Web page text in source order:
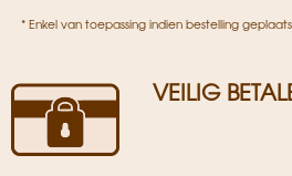
* Enkel van toepassing indien bestelling
VEILIG